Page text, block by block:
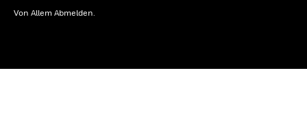
Von Allem Abmelden.